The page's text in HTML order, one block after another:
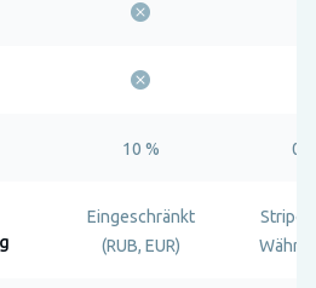
10 % 0
Eingeschränkt
(RUB, EUR)
Stripe